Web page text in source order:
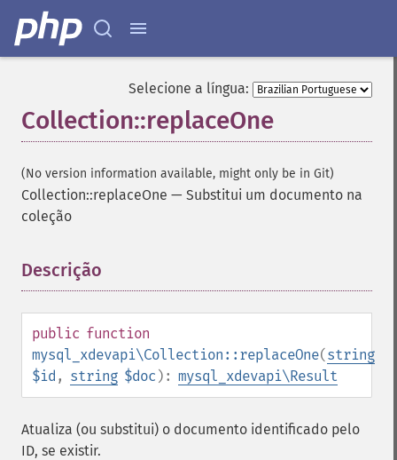
Selecione a língua:
Collection::replaceOne
(No version information available, might only be in Git)
Collection::replaceOne — Substitui um documento na
coleção
Descrição
public function
mysql_xdevapi\Collection::replaceOne(string
$id , string $doc ): mysql_xdevapi\Result
Atualiza (ou substitui) o documento identificado pelo
ID, se existir.